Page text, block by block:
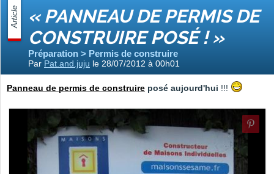
Article « PANNEAU DE PERMIS DE
CONSTRUIRE POSÉ ! »
Préparation > Permis de construire
Par Pat.and.juju le 28/07/2012 à 00h01
Panneau de permis de construire posé aujourd'hui !!!